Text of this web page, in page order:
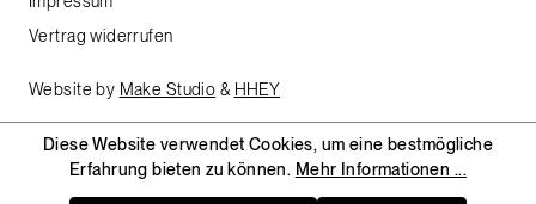
Vertrag widerrufen
Website by Make Studio & HHEY
Diese Website verwendet Cookies, um eine bestmögliche
Erfahrung bieten zu können. Mehr Informationen ...